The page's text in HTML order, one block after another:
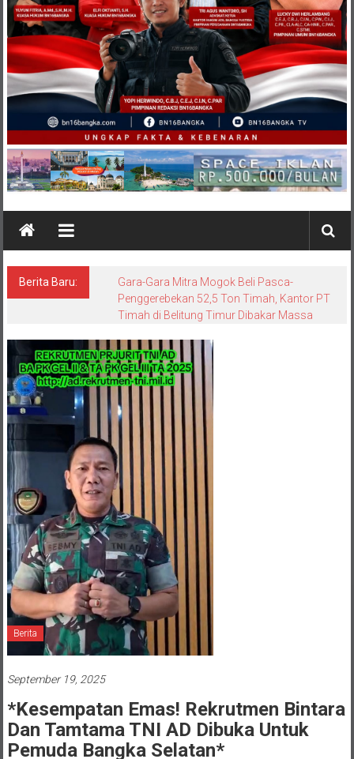
Berita Baru:
Gara-Gara Mitra Mogok Beli Pasca-
Penggerebekan 52,5 Ton Timah, Kantor PT
Timah di Belitung Timur Dibakar Massa
Berita
September 19, 2025
*Kesempatan Emas! Rekrutmen Bintara
Dan Tamtama TNI AD Dibuka Untuk
Pemuda Bangka Selatan*